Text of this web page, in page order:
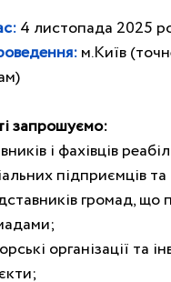
4 листопада 2025
м.Київ
запрошуємо:
і фахівців
підприємців
громад,
організації та